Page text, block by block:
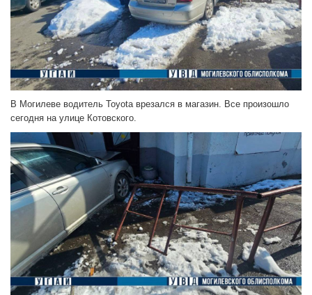
В Могилеве водитель Toyota врезался в магазин. Все произошло
сегодня на улице Котовского.